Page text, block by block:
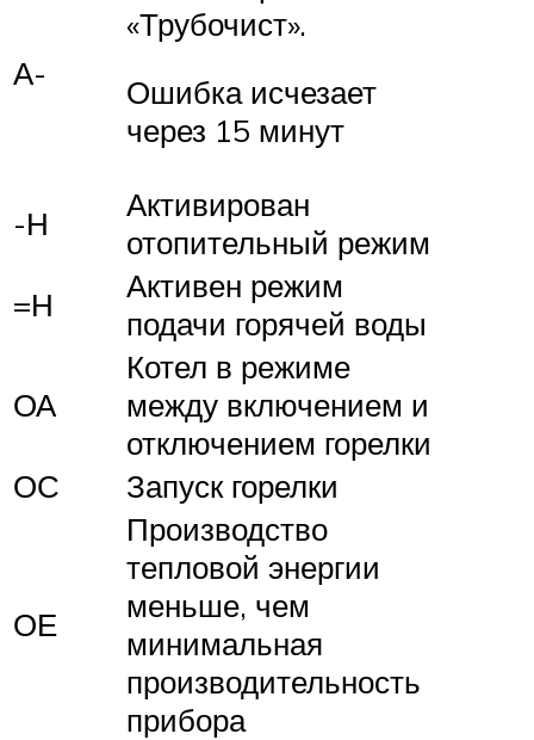
А-
«Трубочист».
Ошибка исчезает
через 15 минут
-Н
Активирован
отопительный режим
=Н
Активен режим
подачи горячей воды
ОА
Котел в режиме
между включением и
отключением горелки
ОС
Запуск горелки
ОЕ
Производство
тепловой энергии
меньше, чем
минимальная
производительность
прибора